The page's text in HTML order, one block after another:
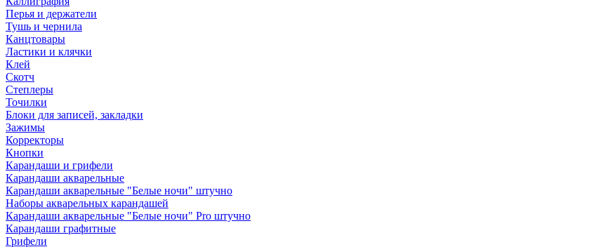
Перья и держатели
Тушь и чернила
Канцтовары
Ластики и клячки
Клей
Скотч
Степлеры
Точилки
Блоки для записей, закладки
Зажимы
Корректоры
Кнопки
Карандаши и грифели
Карандаши акварельные
Карандаши акварельные "Белые ночи" штучно
Наборы акварельных карандашей
Карандаши акварельные "Белые ночи" Pro штучно
Карандаши графитные
Грифели